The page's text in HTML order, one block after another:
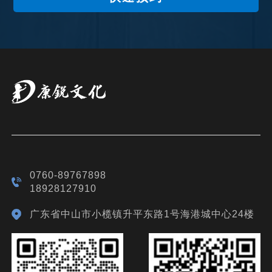
0760-89767898
18928127910
广东省中山市小榄镇升平东路1号海港城中心24楼